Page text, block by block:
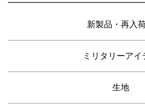
新製品・再入
ミリタリーアイ
生地